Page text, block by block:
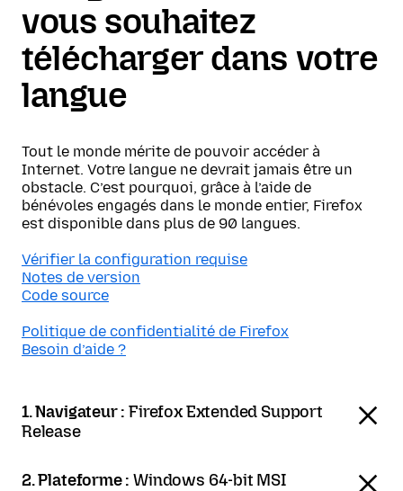
vous souhaitez
télécharger dans votre
langue
Tout le monde mérite de pouvoir accéder à
Internet. Votre langue ne devrait jamais être un
obstacle. C’est pourquoi, grâce à l’aide de
bénévoles engagés dans le monde entier, Firefox
est disponible dans plus de 90 langues.
Vérifier la configuration requise
Notes de version
Code source
Politique de confidentialité de Firefox
Besoin d’aide ?
1. Navigateur :Firefox Extended Support
Release
2. Plateforme :Windows 64-bit MSI